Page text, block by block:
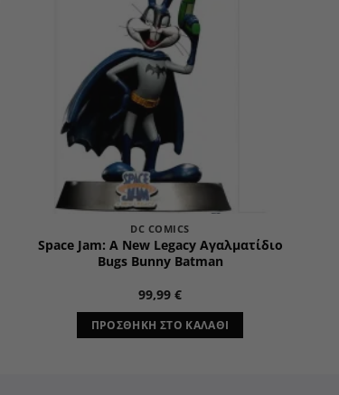
DC COMICS
Space Jam: A New Legacy Αγαλματίδιο
Bugs Bunny Batman
99,99 €
ΠΡΟΣΘΉΚΗ ΣΤΟ ΚΑΛΆΘΙ